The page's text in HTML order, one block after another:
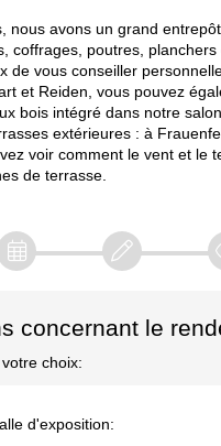
nous avons un grand
coffrages, poutres,
de vous conseiller
et Reiden, vous pouvez
bois intégré dans notre
extérieures : à
voir comment le vent et le
de terrasse.
concernant le
choix:
d'exposition: